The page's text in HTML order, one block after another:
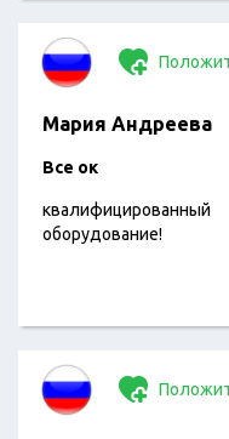
Мария Андреева
Все ок
оборудование!